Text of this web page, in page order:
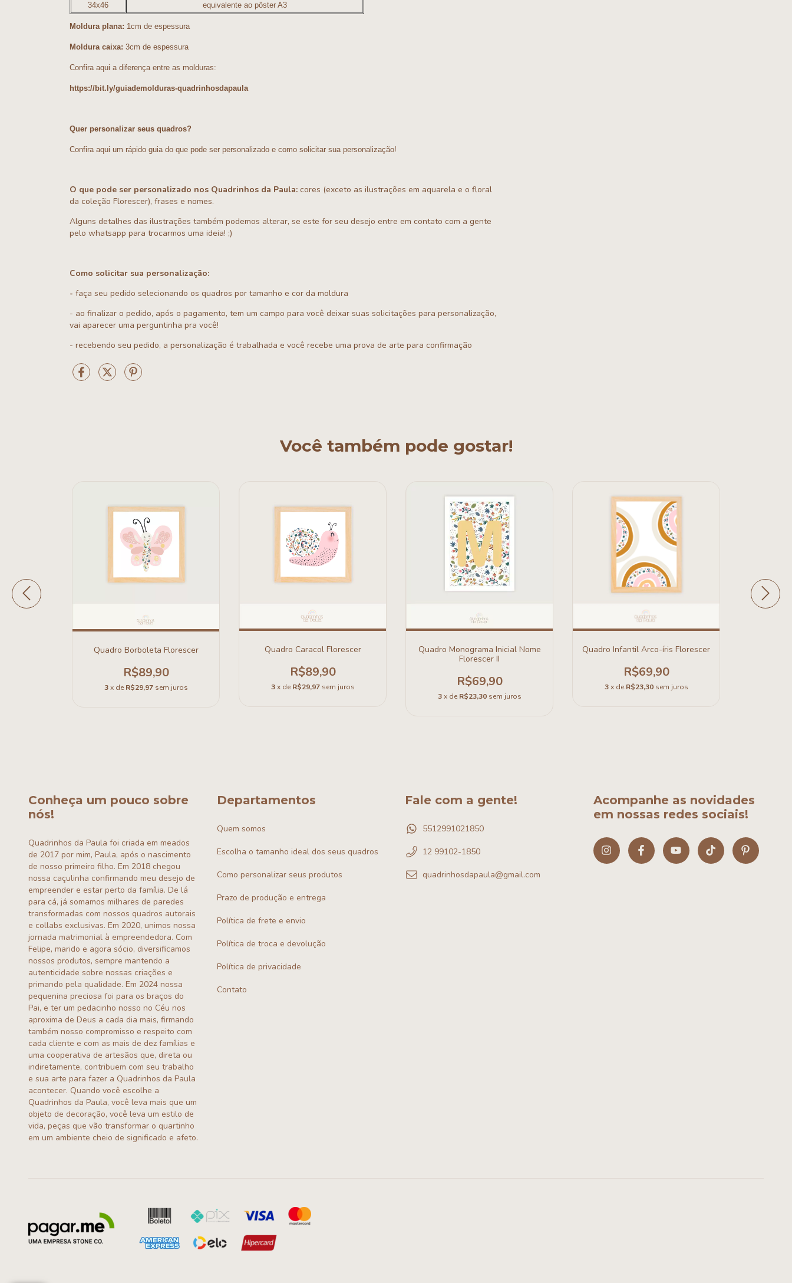
34x46
equivalente ao pôster A3
Moldura plana: 1cm de espessura
Moldura caixa: 3cm de espessura
Confira aqui a diferença entre as molduras:
https://bit.ly/guiademolduras-quadrinhosdapaula
Quer personalizar seus quadros?
Confira aqui um rápido guia do que pode ser personalizado e como solicitar sua personalização!
O que pode ser personalizado nos Quadrinhos da Paula: cores (exceto as ilustrações em aquarela e o floral
da coleção Florescer), frases e nomes.
Alguns detalhes das ilustrações também podemos alterar, se este for seu desejo entre em contato com a gente
pelo whatsapp para trocarmos uma ideia! ;)
Como solicitar sua personalização:
- faça seu pedido selecionando os quadros por tamanho e cor da moldura
- ao finalizar o pedido, após o pagamento, tem um campo para você deixar suas solicitações para personalização,
vai aparecer uma perguntinha pra você!
- recebendo seu pedido, a personalização é trabalhada e você recebe uma prova de arte para confirmação
Você também pode gostar!
Quadro Borboleta Florescer
R$89,90
3 x de R$29,97 sem juros
Quadro Caracol Florescer
R$89,90
3 x de R$29,97 sem juros
Quadro Monograma Inicial Nome
Florescer II
R$69,90
3 x de R$23,30 sem juros
Quadro Infantil Arco-íris Florescer
R$69,90
3 x de R$23,30 sem juros
Conheça um pouco sobre
nós!
Quadrinhos da Paula foi criada em meados
de 2017 por mim, Paula, após o nascimento
de nosso primeiro filho. Em 2018 chegou
nossa caçulinha confirmando meu desejo de
empreender e estar perto da família. De lá
para cá, já somamos milhares de paredes
transformadas com nossos quadros autorais
e collabs exclusivas. Em 2020, unimos nossa
jornada matrimonial à empreendedora. Com
Felipe, marido e agora sócio, diversificamos
nossos produtos, sempre mantendo a
autenticidade sobre nossas criações e
primando pela qualidade. Em 2024 nossa
pequenina preciosa foi para os braços do
Pai, e ter um pedacinho nosso no Céu nos
aproxima de Deus a cada dia mais, firmando
também nosso compromisso e respeito com
cada cliente e com as mais de dez famílias e
uma cooperativa de artesãos que, direta ou
indiretamente, contribuem com seu trabalho
e sua arte para fazer a Quadrinhos da Paula
acontecer. Quando você escolhe a
Quadrinhos da Paula, você leva mais que um
objeto de decoração, você leva um estilo de
vida, peças que vão transformar o quartinho
em um ambiente cheio de significado e afeto.
Departamentos
Quem somos
Escolha o tamanho ideal dos seus quadros
Como personalizar seus produtos
Prazo de produção e entrega
Política de frete e envio
Política de troca e devolução
Política de privacidade
Contato
Fale com a gente!
5512991021850
12 99102-1850
quadrinhosdapaula@gmail.com
Acompanhe as novidades
em nossas redes sociais!